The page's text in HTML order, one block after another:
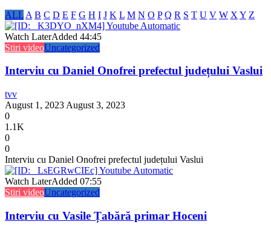
ALL A B C D E F G H I J K L M N O P Q R S T U V W X Y Z
Watch LaterAdded 44:45
Stiri videoUncategorized
Interviu cu Daniel Onofrei prefectul județului Vaslui
tvv
August 1, 2023 August 3, 2023
0
1.1K
0
0
Interviu cu Daniel Onofrei prefectul județului Vaslui
Watch LaterAdded 07:55
Stiri videoUncategorized
Interviu cu Vasile Țabără primar Hoceni